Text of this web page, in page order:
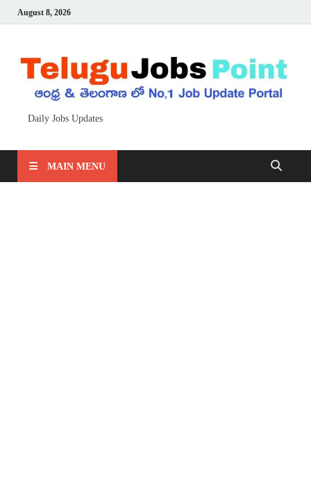
August 8, 2026
Daily Jobs Updates
MAIN MENU